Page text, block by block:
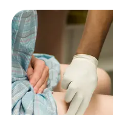
Robert Koch-
Schutzimpfung
World Health
04.02.2025):